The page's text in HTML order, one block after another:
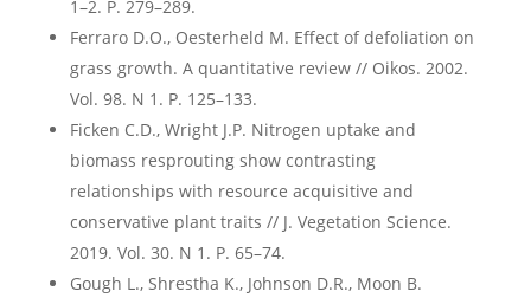
1–2. P. 279–289.
Ferraro D.O., Oesterheld M. Effect of defoliation on
grass growth. A quantitative review // Oikos. 2002.
Vol. 98. N 1. P. 125–133.
Ficken C.D., Wright J.P. Nitrogen uptake and
biomass resprouting show contrasting
relationships with resource acquisitive and
conservative plant traits // J. Vegetation Science.
2019. Vol. 30. N 1. P. 65–74.
Gough L., Shrestha K., Johnson D.R., Moon B.